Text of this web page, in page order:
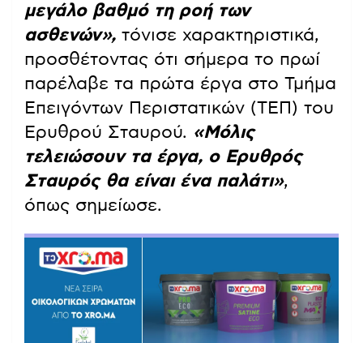
μεγάλο βαθμό τη ροή των
ασθενών», τόνισε χαρακτηριστικά,
προσθέτοντας ότι σήμερα το πρωί
παρέλαβε τα πρώτα έργα στο Τμήμα
Επειγόντων Περιστατικών (ΤΕΠ) του
Ερυθρού Σταυρού. «Μόλις
τελειώσουν τα έργα, ο Ερυθρός
Σταυρός θα είναι ένα παλάτι»,
όπως σημείωσε.